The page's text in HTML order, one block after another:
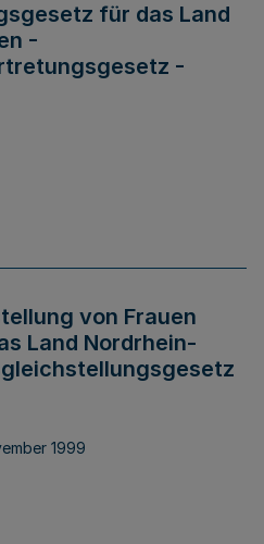
für das Land
-
-
von Frauen
Land Nordrhein-
1999